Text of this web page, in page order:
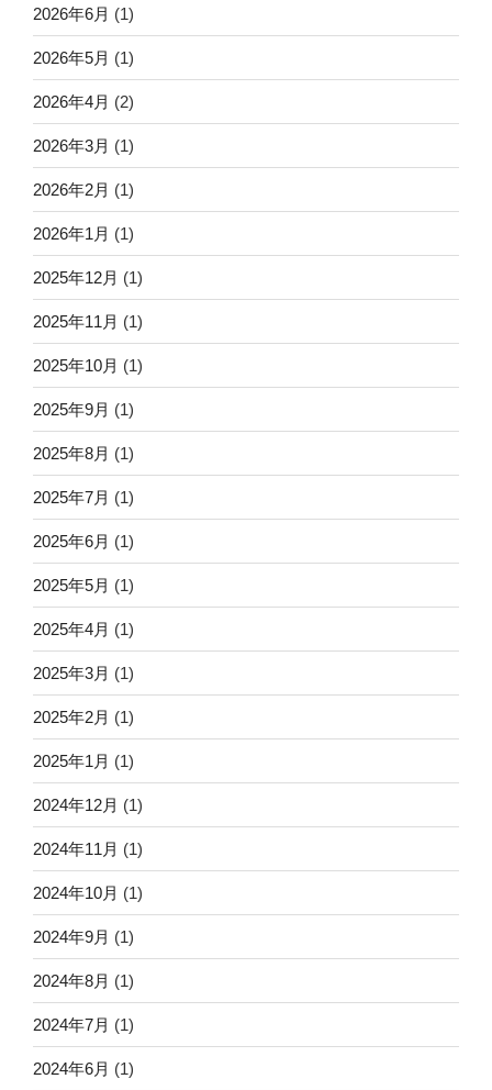
2026年6月 (1)
2026年5月 (1)
2026年4月 (2)
2026年3月 (1)
2026年2月 (1)
2026年1月 (1)
2025年12月 (1)
2025年11月 (1)
2025年10月 (1)
2025年9月 (1)
2025年8月 (1)
2025年7月 (1)
2025年6月 (1)
2025年5月 (1)
2025年4月 (1)
2025年3月 (1)
2025年2月 (1)
2025年1月 (1)
2024年12月 (1)
2024年11月 (1)
2024年10月 (1)
2024年9月 (1)
2024年8月 (1)
2024年7月 (1)
2024年6月 (1)